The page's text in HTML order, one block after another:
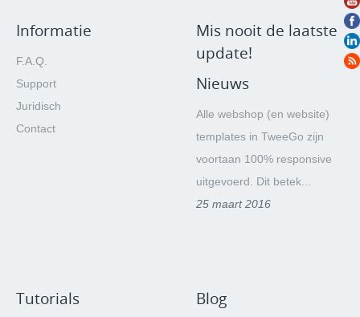
Informatie
F.A.Q.
Support
Juridisch
Contact
Mis nooit de laatste
update!
Nieuws
Alle webshop (en website)
templates in TweeGo zijn
voortaan 100% responsive
uitgevoerd. Dit betek...
25 maart 2016
Tutorials Blog